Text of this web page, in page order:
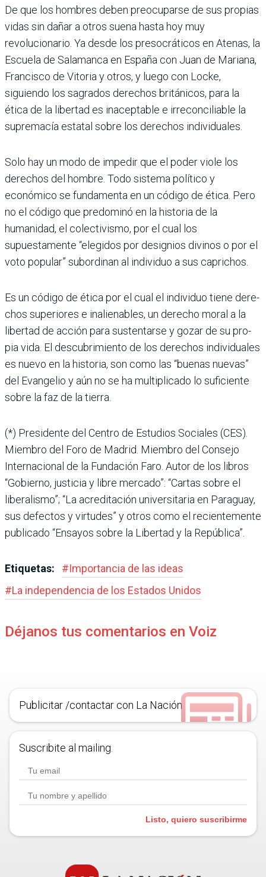
De que los hombres deben preocuparse de sus propias
vidas sin dañar a otros suena hasta hoy muy
revoluciona­rio. Ya desde los presocráticos en Atenas, la
Escuela de Sala­manca en España con Juan de Mariana,
Francisco de Vito­ria y otros, y luego con Locke,
siguiendo los sagrados dere­chos británicos, para la
ética de la libertad es inaceptable e irreconciliable la
suprema­cía estatal sobre los derechos individuales.
Solo hay un modo de impedir que el poder viole los
dere­chos del hombre. Todo sis­tema político y
económico se fundamenta en un código de ética. Pero
no el código que predominó en la historia de la
humanidad, el colectivismo, por el cual los
supuestamente “elegidos por designios divi­nos o por el
voto popular” subordinan al individuo a sus caprichos.
Es un código de ética por el cual el individuo tiene dere­
chos superiores e inaliena­bles, un derecho moral a la
libertad de acción para sus­tentarse y gozar de su pro­
pia vida. El descubrimiento de los derechos individuales
es nuevo en la historia, son como las “buenas nuevas”
del Evangelio y aún no se ha mul­tiplicado lo suficiente
sobre la faz de la tierra.
(*) Presidente del Cen­tro de Estudios Sociales (CES).
Miembro del Foro de Madrid. Miembro del Consejo
Internacional de la Fundación Faro. Autor de los libros
“Gobierno, justi­cia y libre mercado”: “Car­tas sobre el
liberalismo”; “La acreditación universi­taria en Paraguay,
sus defec­tos y virtudes” y otros como el recientemente
publicado “Ensayos sobre la Libertad y la República”.
Etiquetas: #Importancia de las ideas
#La independencia de los Estados Unidos
Déjanos tus comentarios en Voiz
Publicitar /contactar con La Nación
Suscribite al mailing.
Listo, quiero suscribirme